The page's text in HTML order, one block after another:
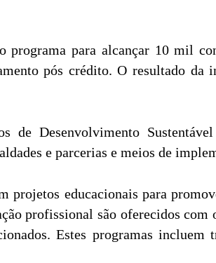
para alcançar 10 mil
pós crédito. O resultado da
de Desenvolvimento
e parcerias e meios de
educacionais para
profissional são oferecidos
Estes programas